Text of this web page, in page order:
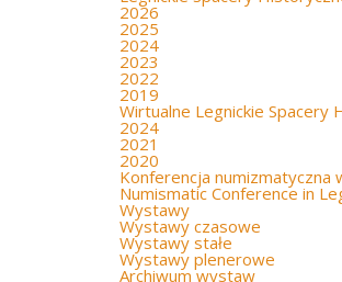
2026
2025
2024
2023
2022
2019
Wirtualne Legnickie Spacery
2024
2021
2020
Konferencja numizmatyczna
Numismatic Conference in
Wystawy
Wystawy czasowe
Wystawy stałe
Wystawy plenerowe
Archiwum wystaw